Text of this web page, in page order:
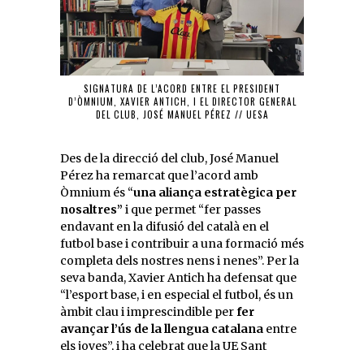
SIGNATURA DE L’ACORD ENTRE EL PRESIDENT
D’ÒMNIUM, XAVIER ANTICH, I EL DIRECTOR GENERAL
DEL CLUB, JOSÉ MANUEL PÉREZ // UESA
Des de la direcció del club, José Manuel
Pérez ha remarcat que l’acord amb
Òmnium és “una aliança estratègica per
nosaltres” i que permet “fer passes
endavant en la difusió del català en el
futbol base i contribuir a una formació més
completa dels nostres nens i nenes”. Per la
seva banda, Xavier Antich ha defensat que
“l’esport base, i en especial el futbol, és un
àmbit clau i imprescindible perfer
avançar l’ús de la llengua catalana entre
els joves”, i ha celebrat que la UE Sant